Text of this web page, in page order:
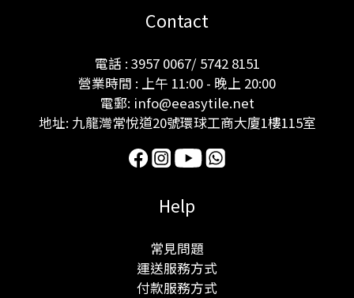
Contact
電話 : 3957 0067/ 5742 8151
營業時間 : 上午 11:00 - 晚上 20:00
電郵: info@eeasytile.net
地址: 九龍灣常悅道20號環球工商大廈1樓115室
Help
常見問題
運送服務方式
付款服務方式